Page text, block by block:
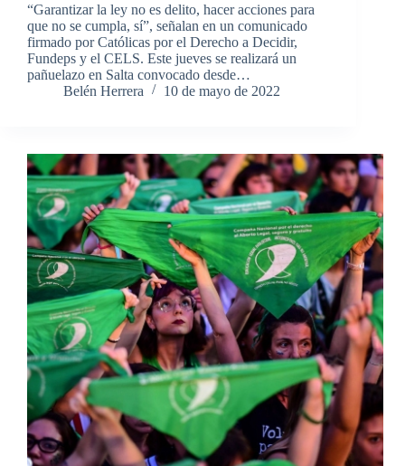
“Garantizar la ley no es delito, hacer acciones para
que no se cumpla, sí”, señalan en un comunicado
firmado por Católicas por el Derecho a Decidir,
Fundeps y el CELS. Este jueves se realizará un
pañuelazo en Salta convocado desde…
Belén Herrera
10 de mayo de 2022